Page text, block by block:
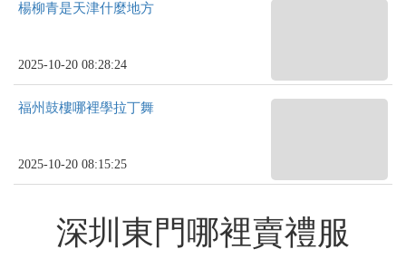
楊柳青是天津什麼地方
2025-10-20 08:28:24
福州鼓樓哪裡學拉丁舞
2025-10-20 08:15:25
深圳東門哪裡賣禮服